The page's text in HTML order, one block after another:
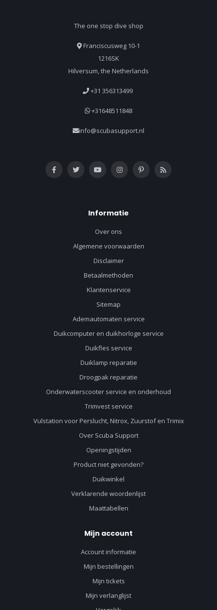
The one stop dive shop
Franciscusweg 10-1
1216SK
Hilversum, the Netherlands
+31 356313499
+31648511848
info@scubasupport.nl
Informatie
Over ons
Algemene voorwaarden
Disclaimer
Betaalmethoden
Klantenservice
Sitemap
Ademautomaten service
Duikcomputer en duikhorloge service
Duikfles service
Duiklamp reparatie
Droogpak reparatie
Onderwaterscooter service en onderhoud
Trimvest service
Vulstation voor Perslucht, Nitrox, Zuurstof en Trimix
Over Scuba Support
Openingstijden
Product niet gevonden?
Duikwinkel
Verklarende woordenlijst
Maattabellen
Mijn account
Account informatie
Mijn bestellingen
Mijn tickets
Mijn verlanglijst